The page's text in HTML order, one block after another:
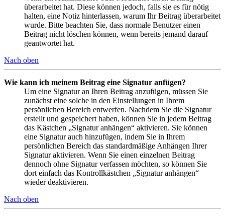
überarbeitet hat. Diese können jedoch, falls sie es für nötig
halten, eine Notiz hinterlassen, warum Ihr Beitrag überarbeitet
wurde. Bitte beachten Sie, dass normale Benutzer einen
Beitrag nicht löschen können, wenn bereits jemand darauf
geantwortet hat.
Nach oben
Wie kann ich meinem Beitrag eine Signatur anfügen?
Um eine Signatur an Ihren Beitrag anzufügen, müssen Sie
zunächst eine solche in den Einstellungen in Ihrem
persönlichen Bereich entwerfen. Nachdem Sie die Signatur
erstellt und gespeichert haben, können Sie in jedem Beitrag
das Kästchen „Signatur anhängen“ aktivieren. Sie können
eine Signatur auch hinzufügen, indem Sie in Ihrem
persönlichen Bereich das standardmäßige Anhängen Ihrer
Signatur aktivieren. Wenn Sie einen einzelnen Beitrag
dennoch ohne Signatur verfassen möchten, so können Sie
dort einfach das Kontrollkästchen „Signatur anhängen“
wieder deaktivieren.
Nach oben